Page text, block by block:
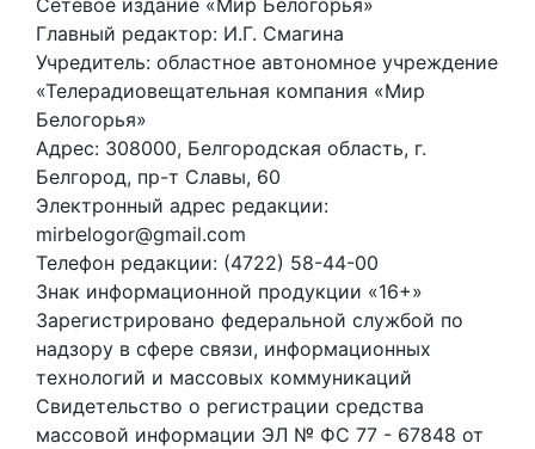
Главный редактор: И.Г. Смагина
Учредитель: областное автономное учреждение
«Телерадиовещательная компания «Мир
Белогорья»
Адрес: 308000, Белгородская область, г.
Белгород, пр-т Славы, 60
Электронный адрес редакции:
mirbelogor@gmail.com
Телефон редакции: (4722) 58-44-00
Знак информационной продукции «16+»
Зарегистрировано федеральной службой по
надзору в сфере связи, информационных
технологий и массовых коммуникаций
Свидетельство о регистрации средства
массовой информации ЭЛ № ФС 77 - 67848 от